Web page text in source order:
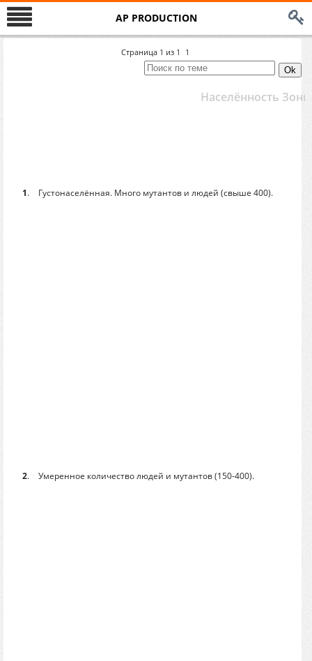
AP PRODUCTION
Страница 1 из 1 1
Населённость Зоны
1. Густонаселённая. Много мутантов и людей (свыше 400).
2. Умеренное количество людей и мутантов (150-400).